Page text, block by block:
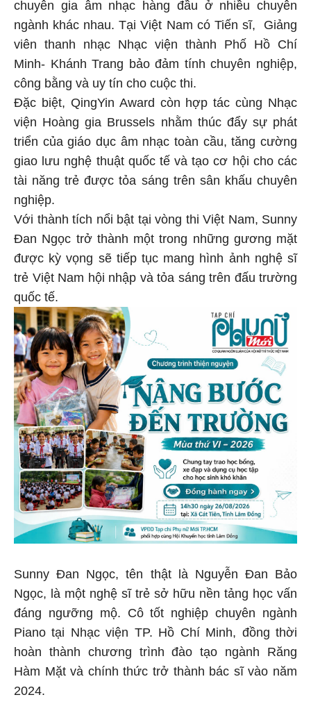
chuyên gia âm nhạc hàng đầu ở nhiều chuyên
ngành khác nhau. Tại Việt Nam có Tiến sĩ, Giảng
viên thanh nhạc Nhạc viện thành Phố Hồ Chí
Minh- Khánh Trang bảo đảm tính chuyên nghiệp,
công bằng và uy tín cho cuộc thi.
Đặc biệt, QingYin Award còn hợp tác cùng Nhạc
viện Hoàng gia Brussels nhằm thúc đẩy sự phát
triển của giáo dục âm nhạc toàn cầu, tăng cường
giao lưu nghệ thuật quốc tế và tạo cơ hội cho các
tài năng trẻ được tỏa sáng trên sân khấu chuyên
nghiệp.
Với thành tích nổi bật tại vòng thi Việt Nam, Sunny
Đan Ngọc trở thành một trong những gương mặt
được kỳ vọng sẽ tiếp tục mang hình ảnh nghệ sĩ
trẻ Việt Nam hội nhập và tỏa sáng trên đấu trường
quốc tế.
Sunny Đan Ngọc, tên thật là Nguyễn Đan Bảo
Ngọc, là một nghệ sĩ trẻ sở hữu nền tảng học vấn
đáng ngưỡng mộ. Cô tốt nghiệp chuyên ngành
Piano tại Nhạc viện TP. Hồ Chí Minh, đồng thời
hoàn thành chương trình đào tạo ngành Răng
Hàm Mặt và chính thức trở thành bác sĩ vào năm
2024.